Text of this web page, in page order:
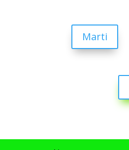
Marti